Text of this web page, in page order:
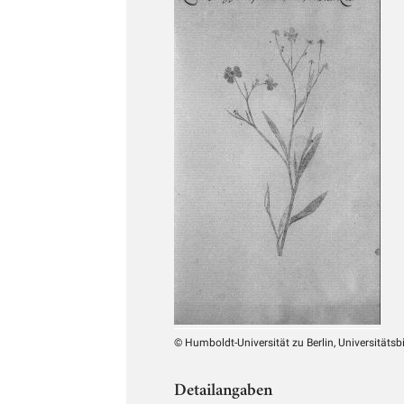
© Humboldt-Universität zu Berlin,
Detailangaben